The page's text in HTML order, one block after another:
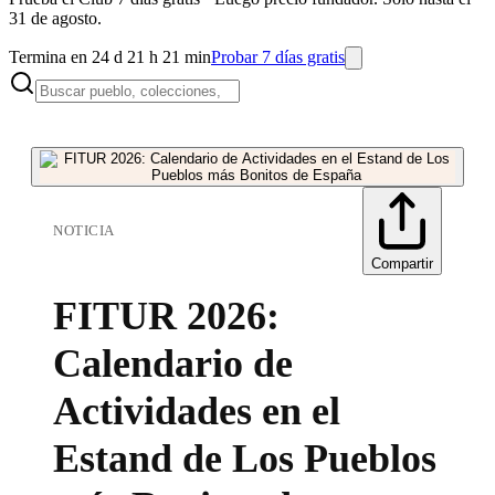
31 de agosto.
Termina en 24 d 21 h 21 minProbar 7 días gratis
NOTICIA
Compartir
FITUR 2026:
Calendario de
Actividades en el
Estand de Los Pueblos